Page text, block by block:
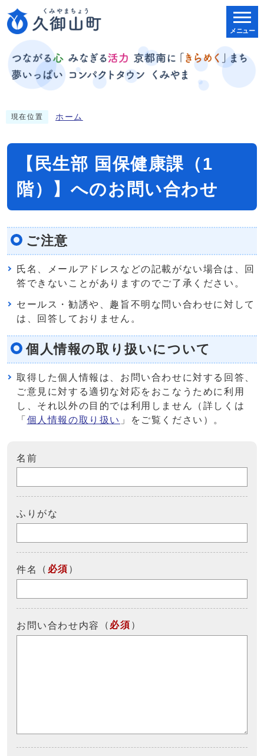
メニュー
現在位置 ホーム
【民生部 国保健康課（1
階）】へのお問い合わせ
ご注意
氏名、メールアドレスなどの記載がない場合は、回
答できないことがありますのでご了承ください。
セールス・勧誘や、趣旨不明な問い合わせに対して
は、回答しておりません。
個人情報の取り扱いについて
取得した個人情報は、お問い合わせに対する回答、
ご意見に対する適切な対応をおこなうために利用
し、それ以外の目的では利用しません（詳しくは
「 個人情報の取り扱い 」をご覧ください）。
名前
ふりがな
件名 （ 必須 ）
お問い合わせ内容 （ 必須 ）